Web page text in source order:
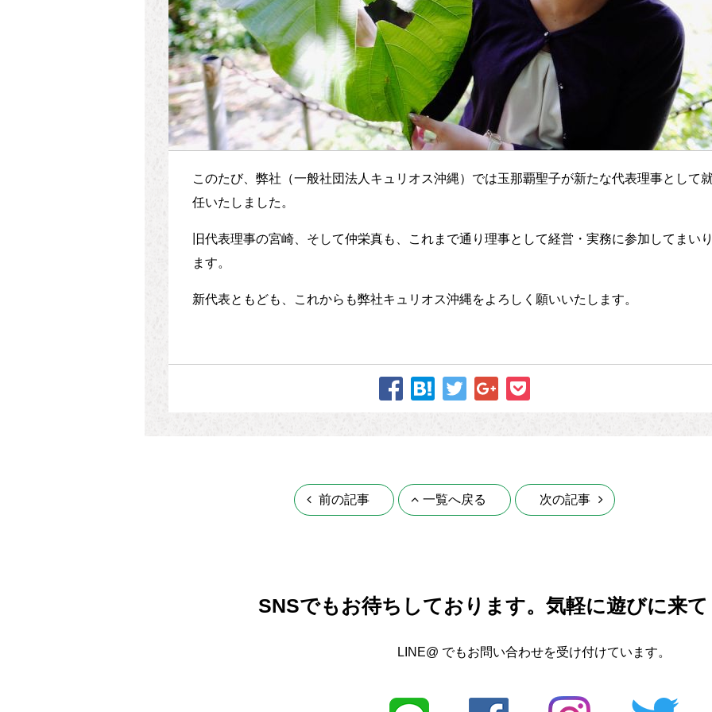
このたび、弊社（一般社団法人キュリオス沖縄）では玉那覇聖子が新たな代表理事として
任いたしました。
旧代表理事の宮崎、そして仲栄真も、これまで通り理事として経営・実務に参加してまい
ます。
新代表ともども、これからも弊社キュリオス沖縄をよろしく願いいたします。
前の記事 一覧へ戻る 次の記事
SNSでもお待ちしております。 気軽に遊びに来
LINE@ でもお問い合わせを受け付けています。